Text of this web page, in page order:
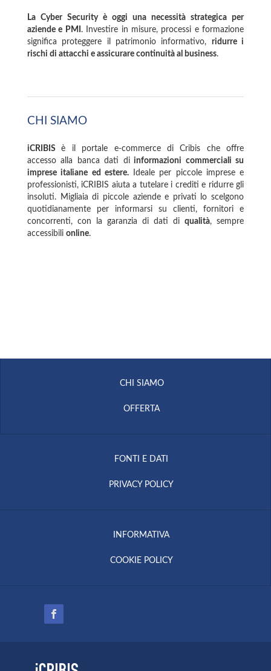
La Cyber Security è oggi una necessità strategica per
aziende e PMI . Investire in misure, processi e formazione
significa proteggere il patrimonio informativo, ridurre i
rischi di attacchi e assicurare continuità al business.
CHI SIAMO
iCRIBISè il portale e-commerce di Cribis che offre
accesso alla banca dati diinformazioni commerciali su
imprese italiane ed estere.Ideale per piccole imprese e
professionisti, iCRIBIS aiuta a tutelare i crediti e ridurre gli
insoluti. Migliaia di piccole aziende e privati lo scelgono
quotidianamente per informarsi su clienti, fornitori e
concorrenti, con la garanzia di dati di qualità, sempre
accessibili online.
CHI SIAMO
OFFERTA
FONTI E DATI
PRIVACY POLICY
INFORMATIVA
COOKIE POLICY